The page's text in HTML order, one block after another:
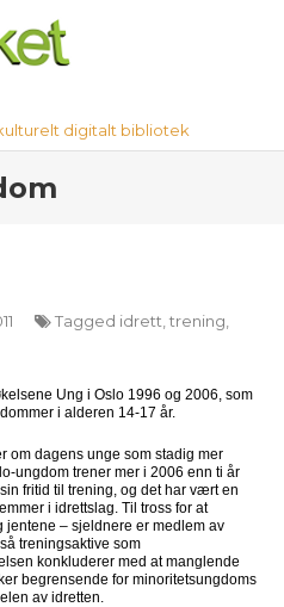
digitalt bibliotek
Tagged idrett trening
Ung i Oslo 1996 og 2006, som
i alderen 14-17 år.
om dagens unge som stadig mer
ungdom trener mer i 2006 enn ti år
fritid til trening, og det har vært en
i idrettslag. Til tross for at
– sjeldnere er medlem av
treningsaktive som
konkluderer med at manglende
begrensende for minoritetsungdoms
av idretten.